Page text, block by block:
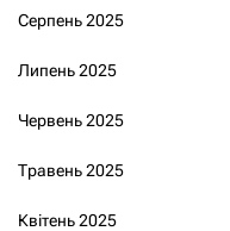
Серпень 2025
Липень 2025
Червень 2025
Травень 2025
Квітень 2025